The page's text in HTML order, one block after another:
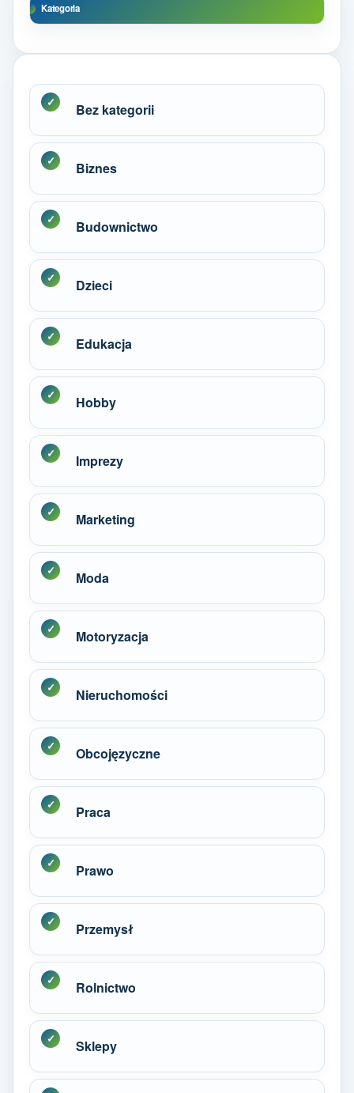
Kategoria
Bez kategorii
Biznes
Budownictwo
Dzieci
Edukacja
Hobby
Imprezy
Marketing
Moda
Motoryzacja
Nieruchomości
Obcojęzyczne
Praca
Prawo
Przemysł
Rolnictwo
Sklepy